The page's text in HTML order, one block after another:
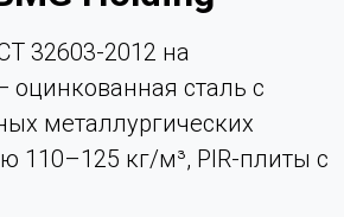
32603-2012 на
сталь с
металлургических
110–125 кг/м³, PIR-плиты с